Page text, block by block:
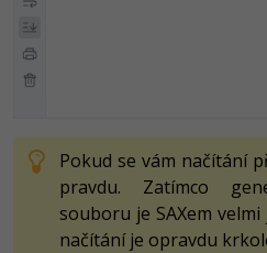
Pokud se vám načítání
pravdu. Zatímco
souboru je SAXem
načítání je opravdu